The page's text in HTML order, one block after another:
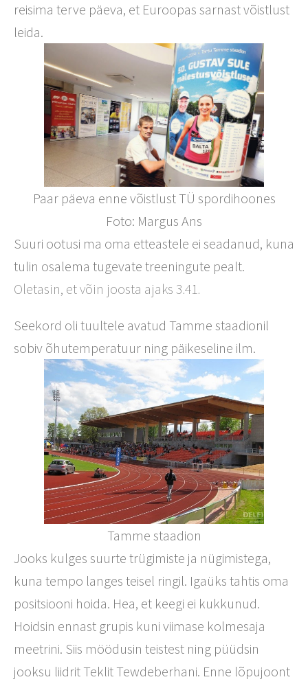
reisima terve päeva, et Euroopas sarnast võistlust
leida.
Paar päeva enne võistlust TÜ spordihoones
Foto: Margus Ans
Suuri ootusi ma oma etteastele ei seadanud, kuna
tulin osalema tugevate treeningute pealt.
Oletasin, et võin joosta ajaks 3.41.
Seekord oli tuultele avatud Tamme staadionil
sobiv õhutemperatuur ning päikeseline ilm.
Tamme staadion
Jooks kulges suurte trügimiste ja nügimistega,
kuna tempo langes teisel ringil. Igaüks tahtis oma
positsiooni hoida. Hea, et keegi ei kukkunud.
Hoidsin ennast grupis kuni viimase kolmesaja
meetrini. Siis möödusin teistest ning püüdsin
jooksu liidrit Teklit Tewdeberhani. Enne lõpujoont